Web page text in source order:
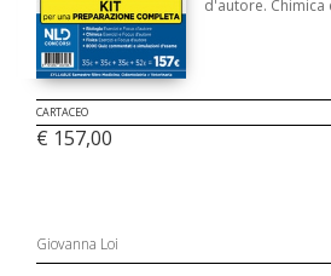
d'autore. Chimica
CARTACEO
€ 157,00
Giovanna Loi